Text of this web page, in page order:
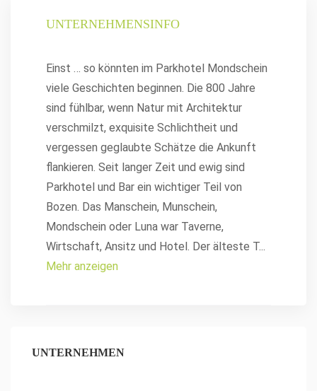
UNTERNEHMENSINFO
Einst … so könnten im Parkhotel Mondschein
viele Geschichten beginnen. Die 800 Jahre
sind fühlbar, wenn Natur mit Architektur
verschmilzt, exquisite Schlichtheit und
vergessen geglaubte Schätze die Ankunft
flankieren. Seit langer Zeit und ewig sind
Parkhotel und Bar ein wichtiger Teil von
Bozen. Das Manschein, Munschein,
Mondschein oder Luna war Taverne,
Wirtschaft, Ansitz und Hotel. Der älteste T...
Mehr anzeigen
UNTERNEHMEN